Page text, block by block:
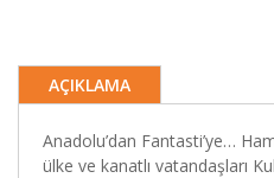
AÇIKLAMA
Anadolu’dan Fantasti’ye…
ülke ve kanatlı vatandaşları